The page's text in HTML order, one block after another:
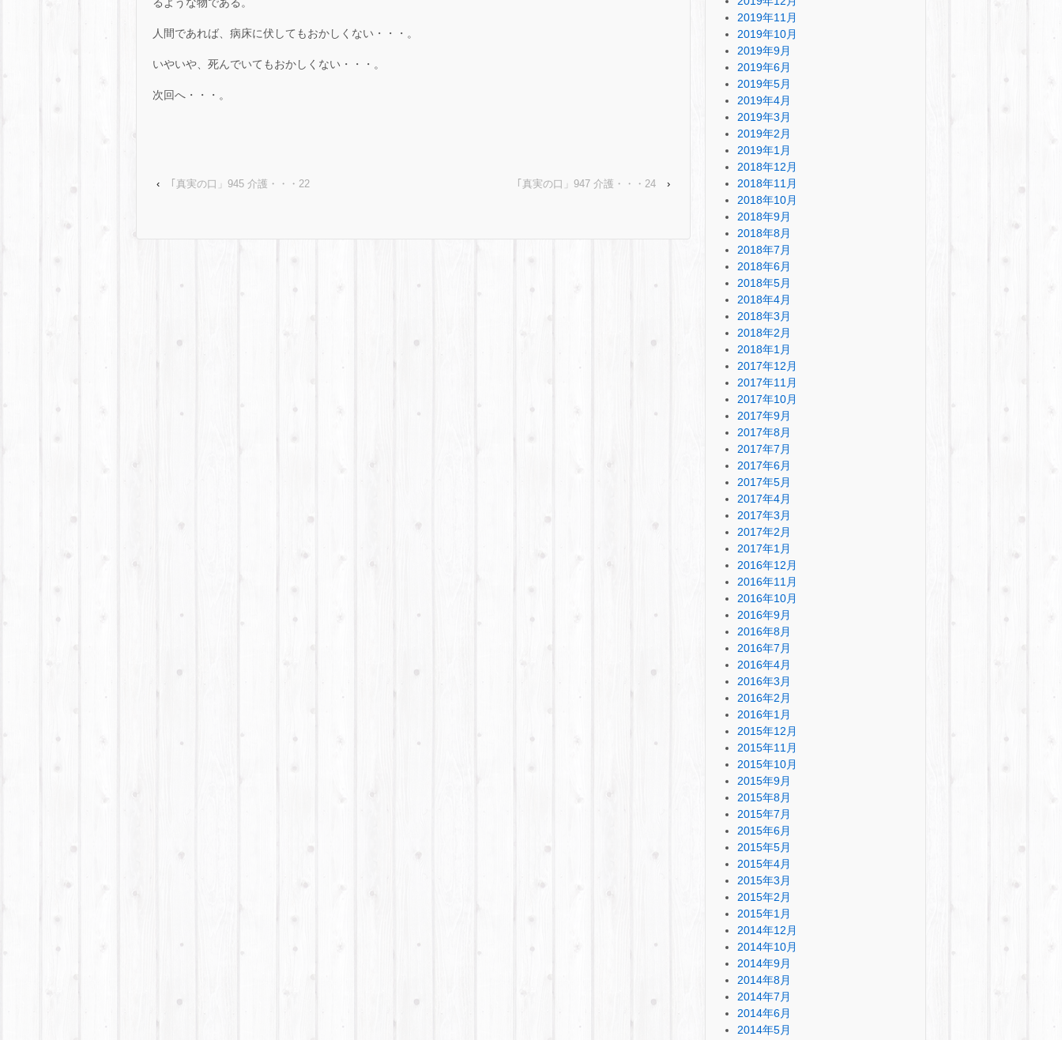
人間であれば、病床に伏してもおかしくない・・・。
いやいや、死んでいてもおかしくない・・・。
次回へ・・・。
‹ ｢真実の口」945 介護・・・22 ｢真実の口」947 介護・・・24 ›
2019年11月
2019年10月
2019年9月
2019年6月
2019年5月
2019年4月
2019年3月
2019年2月
2019年1月
2018年12月
2018年11月
2018年10月
2018年9月
2018年8月
2018年7月
2018年6月
2018年5月
2018年4月
2018年3月
2018年2月
2018年1月
2017年12月
2017年11月
2017年10月
2017年9月
2017年8月
2017年7月
2017年6月
2017年5月
2017年4月
2017年3月
2017年2月
2017年1月
2016年12月
2016年11月
2016年10月
2016年9月
2016年8月
2016年7月
2016年4月
2016年3月
2016年2月
2016年1月
2015年12月
2015年11月
2015年10月
2015年9月
2015年8月
2015年7月
2015年6月
2015年5月
2015年4月
2015年3月
2015年2月
2015年1月
2014年12月
2014年10月
2014年9月
2014年8月
2014年7月
2014年6月
2014年5月